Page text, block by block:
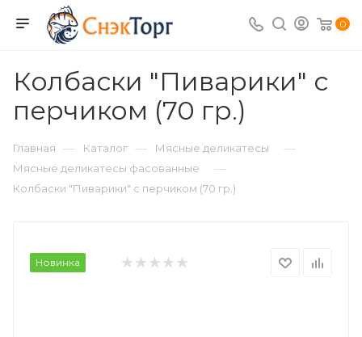
0
Колбаски "Пиварики" с
перчиком (70 гр.)
Главная — Каталог — Мясные деликатесы —
Мясные деликатесы фасованные —
Колбаски "Пиварики" с перчиком (70 гр.)
Новинка